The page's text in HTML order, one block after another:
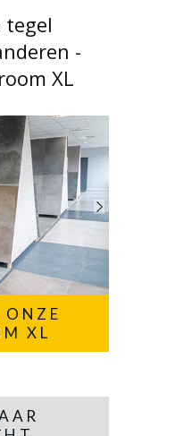
tegel
-
XL
ONZE
XL